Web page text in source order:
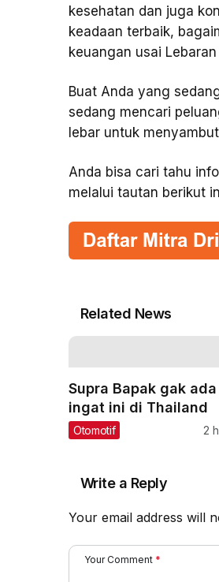
kesehatan dan juga
keadaan terbaik,
keuangan usai
Buat Anda yang
sedang mencari
lebar untuk
Anda bisa cari tahu
melalui tautan berikut
Related News
Supra Bapak gak
ingat ini di Thailand
Otomotif 2
Write a Reply
Your email address will
Your Comment *